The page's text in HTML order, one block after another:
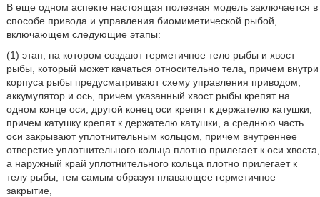
В еще одном аспекте настоящая полезная модель заключается в
способе привода и управления биомиметической рыбой,
включающем следующие этапы:
(1) этап, на котором создают герметичное тело рыбы и хвост
рыбы, который может качаться относительно тела, причем внутри
корпуса рыбы предусматривают схему управления приводом,
аккумулятор и ось, причем указанный хвост рыбы крепят на
одном конце оси, другой конец оси крепят к держателю катушки,
причем катушку крепят к держателю катушки, а среднюю часть
оси закрывают уплотнительным кольцом, причем внутреннее
отверстие уплотнительного кольца плотно прилегает к оси хвоста,
а наружный край уплотнительного кольца плотно прилегает к
телу рыбы, тем самым образуя плавающее герметичное
закрытие,